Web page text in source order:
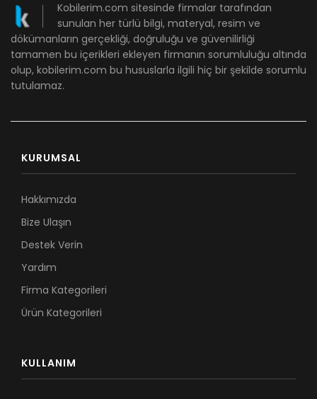
Kobilerim.com sitesinde firmalar tarafından
sunulan her türlü bilgi, materyal, resim ve
dökümanların gerçekliği, doğruluğu ve güvenilirliği
tamamen bu içerikleri ekleyen firmanın sorumluluğu altında
olup, kobilerim.com bu hususlarla ilgili hiç bir şekilde sorumlu
tutulamaz.
KURUMSAL
Hakkımızda
Bize Ulaşın
Destek Verin
Yardım
Firma Kategorileri
Ürün Kategorileri
KULLANIM